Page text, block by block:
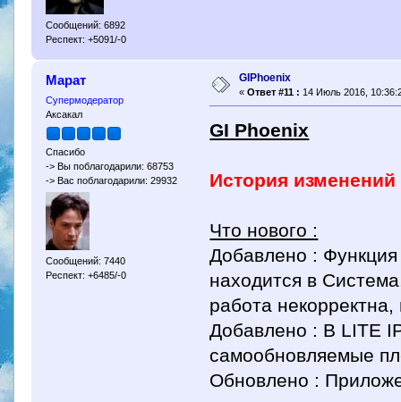
Сообщений: 6892
Респект: +5091/-0
Марат
Супермодератор
Аксакал
Спасибо
-> Вы поблагодарили: 68753
-> Вас поблагодарили: 29932
Сообщений: 7440
Респект: +6485/-0
GIPhoenix
« Ответ #11 : 14 Июль 2016,
GI Phoenix
История изменений
Что нового :
Добавлено :
находится в
работа
Добавлено : В LITE
самообновляемые
Обновлено :